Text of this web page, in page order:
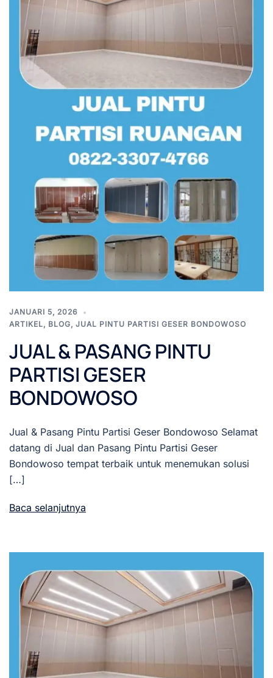
JANUARI 5, 2026
ARTIKEL, BLOG, JUAL PINTU PARTISI GESER BONDOWOSO
JUAL & PASANG PINTU
PARTISI GESER
BONDOWOSO
Jual & Pasang Pintu Partisi Geser Bondowoso Selamat
datang di Jual dan Pasang Pintu Partisi Geser
Bondowoso tempat terbaik untuk menemukan solusi
[…]
Baca selanjutnya